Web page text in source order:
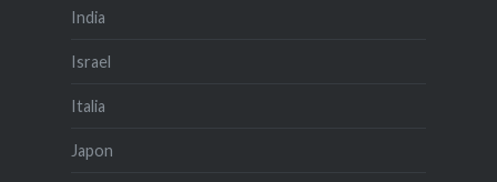
India
Israel
Italia
Japon